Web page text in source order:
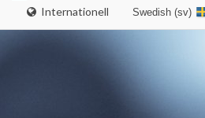
Internationell Swedish (sv)